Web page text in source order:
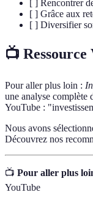
[ ] Rencontrer
[ ] Grâce aux
[ ] Diversifier
📺 Ressource
Pour aller plus loin :
une analyse complète
YouTube :
Nous avons
Découvrez nos
📺 Pour aller plus
YouTube